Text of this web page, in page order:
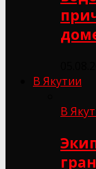
В Якутии
В